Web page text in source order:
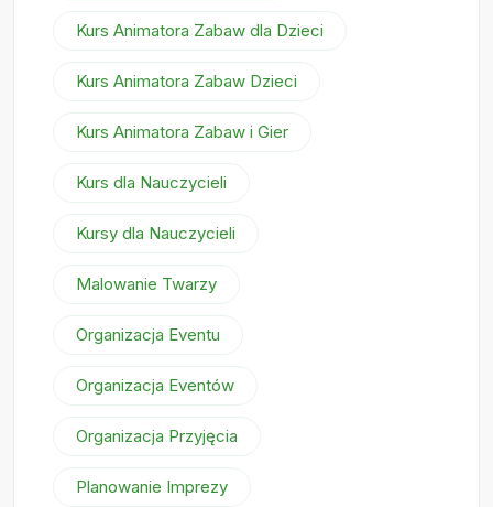
Kurs Animatora Zabaw dla Dzieci
Kurs Animatora Zabaw Dzieci
Kurs Animatora Zabaw i Gier
Kurs dla Nauczycieli
Kursy dla Nauczycieli
Malowanie Twarzy
Organizacja Eventu
Organizacja Eventów
Organizacja Przyjęcia
Planowanie Imprezy